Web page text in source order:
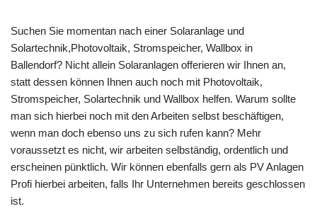
Suchen Sie momentan nach einer Solaranlage und
Solartechnik,Photovoltaik, Stromspeicher, Wallbox in
Ballendorf? Nicht allein Solaranlagen offerieren wir Ihnen an,
statt dessen können Ihnen auch noch mit Photovoltaik,
Stromspeicher, Solartechnik und Wallbox helfen. Warum sollte
man sich hierbei noch mit den Arbeiten selbst beschäftigen,
wenn man doch ebenso uns zu sich rufen kann? Mehr
voraussetzt es nicht, wir arbeiten selbständig, ordentlich und
erscheinen pünktlich. Wir können ebenfalls gern als PV Anlagen
Profi hierbei arbeiten, falls Ihr Unternehmen bereits geschlossen
ist.